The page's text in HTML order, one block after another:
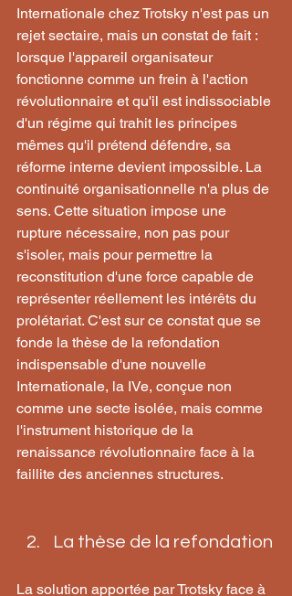
Internationale chez Trotsky n'est pas un
rejet sectaire, mais un constat de fait :
lorsque l'appareil organisateur
fonctionne comme un frein à l'action
révolutionnaire et qu'il est indissociable
d'un régime qui trahit les principes
mêmes qu'il prétend défendre, sa
réforme interne devient impossible. La
continuité organisationnelle n'a plus de
sens. Cette situation impose une
rupture nécessaire, non pas pour
s'isoler, mais pour permettre la
reconstitution d'une force capable de
représenter réellement les intérêts du
prolétariat. C'est sur ce constat que se
fonde la thèse de la refondation
indispensable d'une nouvelle
Internationale, la IVe, conçue non
comme une secte isolée, mais comme
l'instrument historique de la
renaissance révolutionnaire face à la
faillite des anciennes structures.
La thèse de la refondation
La solution apportée par Trotsky face à